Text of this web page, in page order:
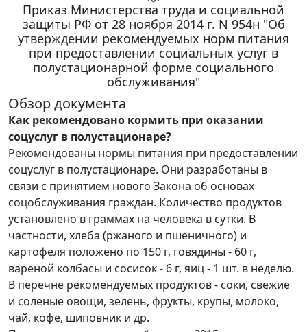
Приказ Министерства труда и социальной
защиты РФ от 28 ноября 2014 г. N 954н "Об
утверждении рекомендуемых норм питания
при предоставлении социальных услуг в
полустационарной форме социального
обслуживания"
Обзор документа
Как рекомендовано кормить при оказании
соцуслуг в полустационаре?
Рекомендованы нормы питания при предоставлении
соцуслуг в полустационаре. Они разработаны в
связи с принятием нового Закона об основах
соцобслуживания граждан. Количество продуктов
установлено в граммах на человека в сутки. В
частности, хлеба (ржаного и пшеничного) и
картофеля положено по 150 г, говядины - 60 г,
вареной колбасы и сосисок - 6 г, яиц - 1 шт. в неделю.
В перечне рекомендуемых продуктов - соки, свежие
и соленые овощи, зелень, фрукты, крупы, молоко,
чай, кофе, шиповник и др.